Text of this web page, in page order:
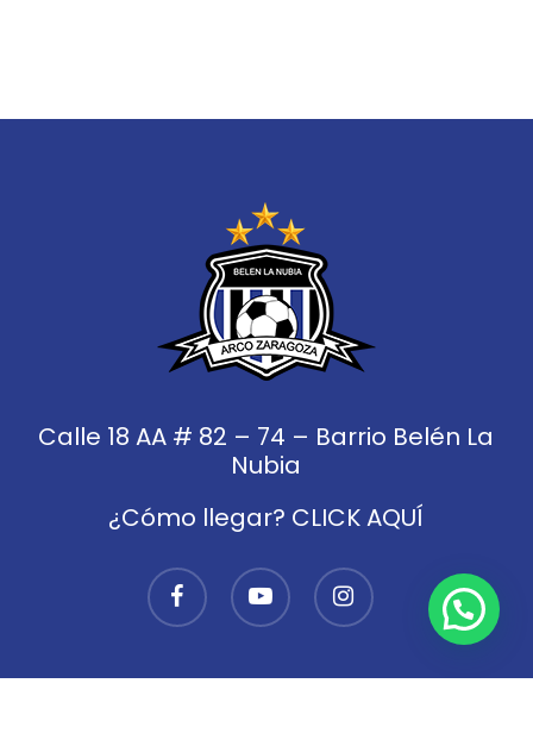
Calle 18 AA # 82 – 74 – Barrio Belén La
Nubia
¿Cómo llegar? CLICK AQUÍ
facebook youtube instagram